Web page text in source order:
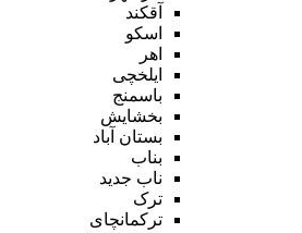
آقکند
اسکو
اهر
ایلخچی
باسمنج
بخشایش
بستان آباد
بناب
ناب جدید
ترک
ترکمانچای